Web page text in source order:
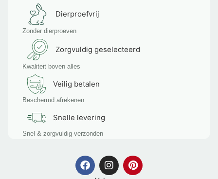
Dierproefvrij
Zonder dierproeven
Zorgvuldig geselecteerd
Kwaliteit boven alles
Veilig betalen
Beschermd afrekenen
Snelle levering
Snel & zorgvuldig verzonden